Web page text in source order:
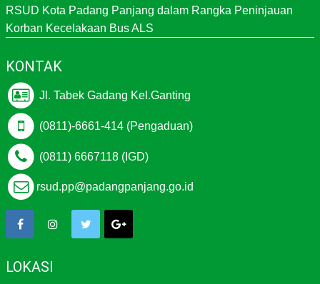
RSUD Kota Padang Panjang dalam Rangka Peninjauan
Korban Kecelakaan Bus ALS
KONTAK
Jl. Tabek Gadang Kel.Ganting
(0811)-6661-414 (Pengaduan)
(0811) 6667118 (IGD)
rsud.pp@padangpanjang.go.id
LOKASI